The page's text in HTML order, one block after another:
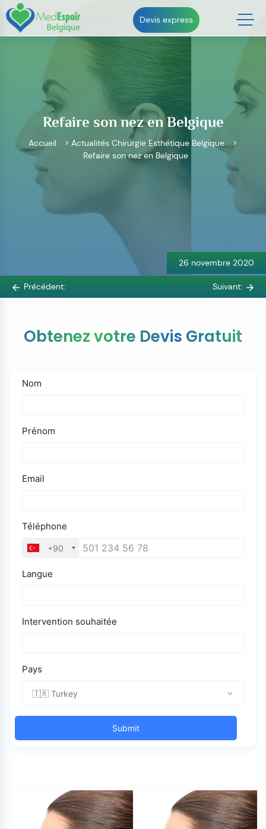
Skip
to
content
Devis express
Refaire son nez en Belgique
Accueil >Actualités Chirurgie Esthétique Belgique
>
Refaire son nez en Belgique
26 novembre 2020
Navigation
l’article
Précédent: Suivant:
Obtenez votre Devis Gratuit